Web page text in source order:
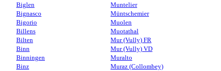
Biglen
Bignasco
Bigorio
Billens
Bilten
Binn
Binningen
Binz
Muntelier
Müntschemier
Muolen
Muotathal
Mur (Vully) FR
Mur (Vully) VD
Muralto
Muraz (Collombey)